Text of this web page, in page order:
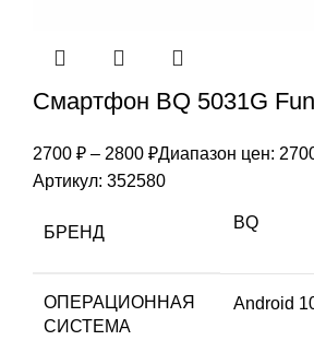
Смартфон BQ 5031G Fun
2700 ₽ – 2800 ₽Диапазон цен:
Артикул: 352580
БРЕНД
BQ
ОПЕРАЦИОННАЯ
СИСТЕМА
Android